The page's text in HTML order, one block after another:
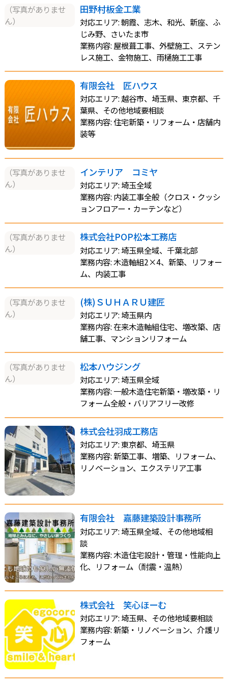
（写真がありませ
ん）
田野村板金工業
対応エリア: 朝霞、志木、和光、新座、ふ
じみ野、さいたま市
業務内容: 屋根葺工事、外壁施工、ステン
レス施工、金物施工、雨樋施工工事
有限会社 匠ハウス
対応エリア: 越谷市、埼玉県、東京都、千
葉県、その他地域要相談
業務内容: 住宅新築・リフォーム・店舗内
装等
（写真がありませ
ん）
インテリア コミヤ
対応エリア: 埼玉全域
業務内容: 内装工事全般（クロス・クッシ
ョンフロアー・カーテンなど）
（写真がありませ
ん）
株式会社POP松本工務店
対応エリア: 埼玉県全域、千葉北部
業務内容: 木造軸組2×4、新築、リフォー
ム、内装工事
（写真がありませ
ん）
(株)ＳＵＨＡＲＵ建匠
対応エリア: 埼玉県内
業務内容: 在来木造軸組住宅、増改築、店
舗工事、マンションリフォーム
（写真がありませ
ん）
松本ハウジング
対応エリア: 埼玉県全域
業務内容: 一般木造住宅新築・増改築・リ
フォーム全般・バリアフリー改修
株式会社羽成工務店
対応エリア: 東京都、埼玉県
業務内容: 新築工事、増築、リフォーム、
リノベーション、エクステリア工事
有限会社 嘉藤建築設計事務所
対応エリア: 埼玉県全域、その他地域相
談
業務内容: 木造住宅設計・管理・性能向上
化、リフォーム（耐震・温熱）
株式会社 笑心ほーむ
対応エリア: 埼玉県、その他地域要相談
業務内容: 新築・リノベーション、介護リ
フォーム